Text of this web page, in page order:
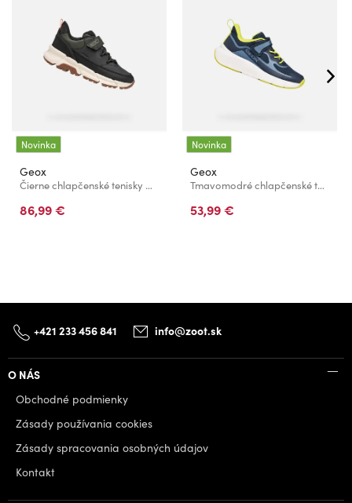
Novinka
Geox
Čierne chlapčenské tenisky Geox Flexyper Plus
86,99 €
Novinka
Geox
Tmavomodré chlapčenské tenisky Geox Pro-Ran
53,99 €
+421 233 456 841 info@zoot.sk
O NÁS
Obchodné podmienky
Zásady používania cookies
Zásady spracovania osobných údajov
Kontakt